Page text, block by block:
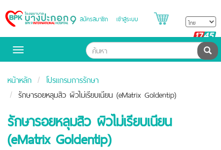
Bangpakok
Hospital
สมัครสมาชิก เข้าสู่ระบบ
Toggle
ค้น
หน้าหลัก
โปรแกรมการรักษา
รักษารอยหลุมสิว ผิวไม่เรียบเนียน (eMatrix Goldentip)
รักษารอยหลุมสิว ผิวไม่เรียบเนียน
(eMatrix Goldentip)